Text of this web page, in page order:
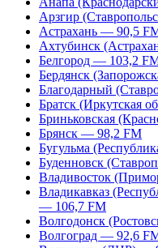
Арзгир
Астрахань — 90,5
Ахтубинск
Белгород — 103,2
Бердянск
Благодарный
Братск (Иркутская
Бриньковская
Брянск — 98,2 FM
Бугульма
Буденновск
Владивосток
Владикавказ
— 106,7 FM
Волгодонск
Волгоград — 92,6